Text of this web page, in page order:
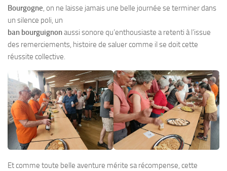
Bourgogne, on ne laisse jamais une belle journée se terminer dans
un silence poli, un
ban bourguignonaussi sonore qu’enthousiaste a retenti à l’issue
des remerciements, histoire de saluer comme il se doit cette
réussite collective.
Et comme toute belle aventure mérite sa récompense, cette